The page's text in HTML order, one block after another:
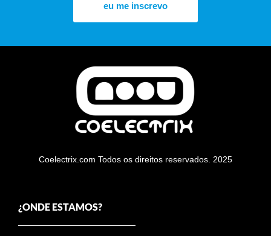
eu me inscrevo
Coelectrix.com Todos os direitos reservados. 2025
¿ONDE ESTAMOS?